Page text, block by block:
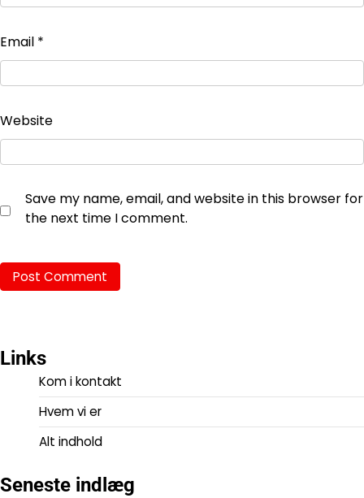
Email *
Website
Save my name, email, and website in this browser for
the next time I comment.
Links
Kom i kontakt
Hvem vi er
Alt indhold
Seneste indlæg